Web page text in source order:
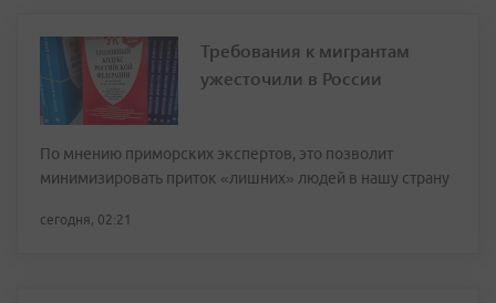
Требования к мигрантам
ужесточили в России
По мнению приморских экспертов, это позволит
минимизировать приток «лишних» людей в нашу страну
сегодня, 02:21